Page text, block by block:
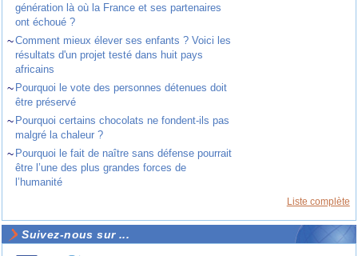
génération là où la France et ses partenaires
ont échoué ?
~Comment mieux élever ses enfants ? Voici les
résultats d'un projet testé dans huit pays
africains
~ Pourquoi le vote des personnes détenues doit
être préservé
~ Pourquoi certains chocolats ne fondent-ils pas
malgré la chaleur ?
~ Pourquoi le fait de naître sans défense pourrait
être l’une des plus grandes forces de
l’humanité
Liste complète
Suivez-nous sur ...